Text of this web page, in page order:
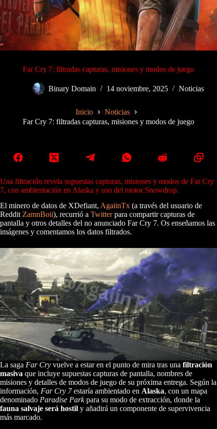
Far Cry 7: filtradas capturas, misiones y modos de juego
Binary Domain 14 noviembre, 2025 Noticias
Inicio
Noticias
Far Cry 7: filtradas capturas, misiones y modos de juego
Una filtración revela supuestas capturas, misiones y modos de Far Cry
7, con ambientación en Alaska y uso del motor Snowdrop.
El minero de datos de XDefiant, AgaiinTx (a través del usuario de
RedditZamnBoii), recurrió a Twitterpara compartir capturas de
pantalla y otros detalles del no anunciado Far Cry 7. Os enseñamos las
imágenes y comentamos los datos filtrados.
La saga Far Cry vuelve a estar en el punto de mira tras una filtración
masiva que incluye supuestas capturas de pantalla, nombres de
misiones y detalles de modos de juego de su próxima entrega. Según la
información, Far Cry 7estaría ambientado en Alaska, con un mapa
denominado Paradise Parkpara su modo de extracción, donde la
fauna salvaje será hostil y añadirá un componente de supervivencia
más marcado.